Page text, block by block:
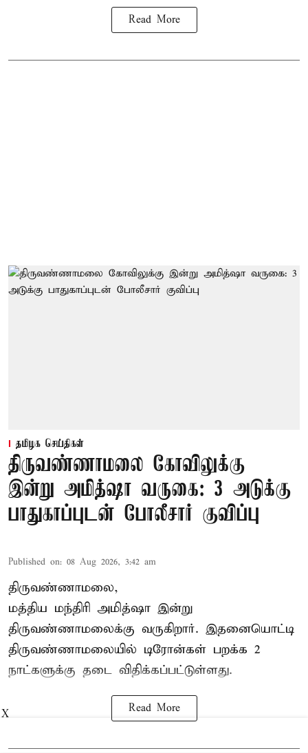
Read More
தமிழக செய்திகள்
திருவண்ணாமலை கோவிலுக்கு
இன்று அமித்ஷா வருகை: 3 அடுக்கு
பாதுகாப்புடன் போலீசார் குவிப்பு
Published on: 08 Aug 2026, 3:42 am
திருவண்ணாமலை,
மத்திய மந்திரி அமித்ஷா இன்று
திருவண்ணாமலைக்கு வருகிறார். இதனையொட்டி
திருவண்ணாமலையில் டிரோன்கள் பறக்க 2
நாட்களுக்கு தடை விதிக்கப்பட்டுள்ளது.
Read More
X